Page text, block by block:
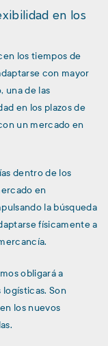
en los
los tiempos de
con mayor
una de las
en los plazos de
un mercado en
dentro de los
en
la búsqueda
físicamente a
obligará a
logísticas. Son
los nuevos